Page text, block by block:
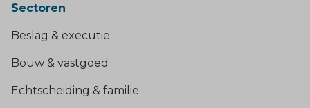
Sectoren
Beslag & executie
Bouw & vastgoed
Echtscheiding & familie